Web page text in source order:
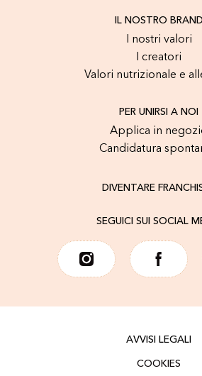
IL NOSTRO BRAND
I nostri valori
I creatori
Valori nutrizionale e
PER UNIRSI A NOI
Applica in
Candidatura
DIVENTARE
SEGUICI SUI SOCIAL
AVVISI LEGALI
COOKIES